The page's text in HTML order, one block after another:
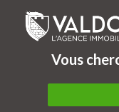
Vous